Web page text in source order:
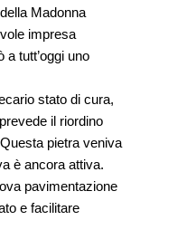
Madonna
impresa
tutt’oggi uno
stato di cura,
il riordino
pietra veniva
è ancora attiva.
pavimentazione
e facilitare